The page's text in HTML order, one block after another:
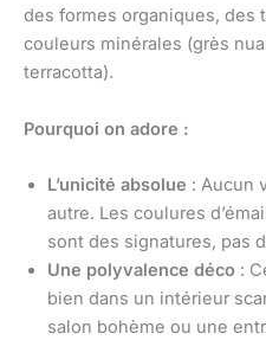
des formes organiques, des
couleurs minérales (grès
terracotta).
Pourquoi on adore :
L’unicité absolue : Aucun
autre. Les coulures
sont des signatures, pas
Une polyvalence déco :
bien dans un intérieur
salon bohème ou une